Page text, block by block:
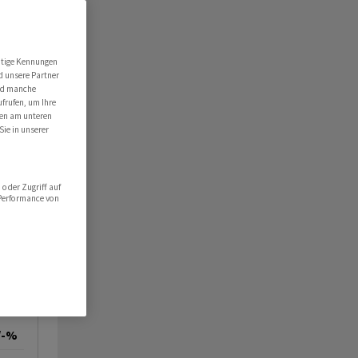
%
Kennungen
unsere Partner
manche
um Ihre
am unteren
in unserer
oder Zugriff auf
von